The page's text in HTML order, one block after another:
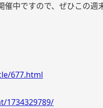
中ですので、ぜひこの週
677.html
1734329789/